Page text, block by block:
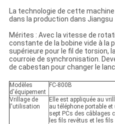
La technologie de cette
dans la production dans Jiangsu
Mérites : Avec la vitesse de
constante de la bobine vide à la
supérieure pour le fil de torsion,
courroie de synchronisation.
de cabestan pour changer le
Modèles
d'équipement
FC-800B
Vrillage de
l'utilisation
Elle est appliquée au
au téléphone portable
sept PCs des câblages
les fils revêtus et les